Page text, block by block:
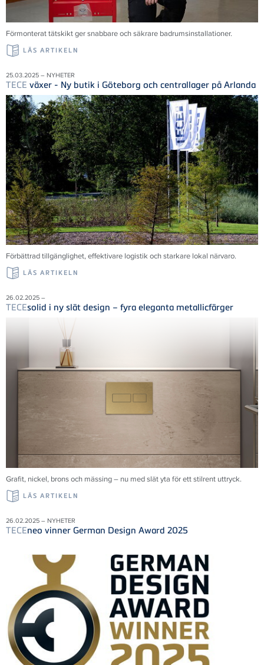
Förmonterat tätskikt ger snabbare och säkrare badrumsinstallationer.
LÄS ARTIKELN
25.03.2025 – NYHETER
TECE växer - Ny butik i Göteborg och centrallager på Arlanda
Förbättrad tillgänglighet, effektivare logistik och starkare lokal närvaro.
LÄS ARTIKELN
26.02.2025 –
TECEsolid i ny slät design – fyra eleganta metallicfärger
Grafit, nickel, brons och mässing – nu med slät yta för ett stilrent uttryck.
LÄS ARTIKELN
26.02.2025 – NYHETER
TECEneo vinner German Design Award 2025